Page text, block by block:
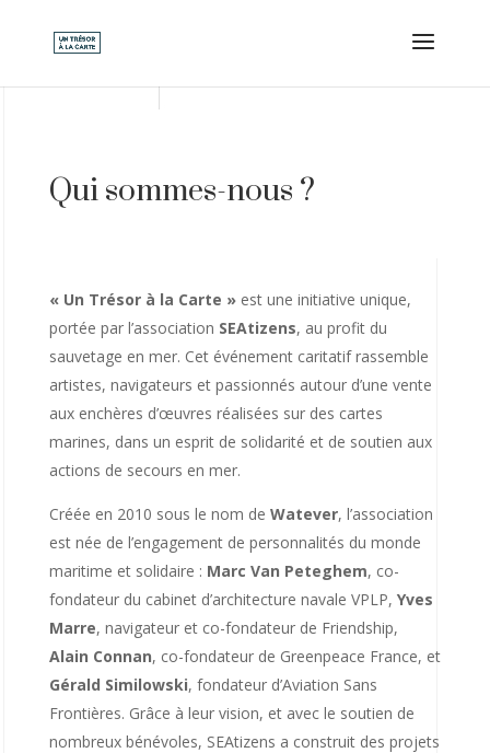
Qui sommes-nous ?
« Un Trésor à la Carte »est une initiative unique,
portée par l’association SEAtizens, au profit du
sauvetage en mer. Cet événement caritatif rassemble
artistes, navigateurs et passionnés autour d’une vente
aux enchères d’œuvres réalisées sur des cartes
marines, dans un esprit de solidarité et de soutien aux
actions de secours en mer.
Créée en 2010 sous le nom de Watever, l’association
est née de l’engagement de personnalités du monde
maritime et solidaire : Marc Van Peteghem, co-
fondateur du cabinet d’architecture navale VPLP, Yves
Marre, navigateur et co-fondateur de Friendship,
Alain Connan, co-fondateur de Greenpeace France, et
Gérald Similowski, fondateur d’Aviation Sans
Frontières. Grâce à leur vision, et avec le soutien de
nombreux bénévoles, SEAtizens a construit des projets